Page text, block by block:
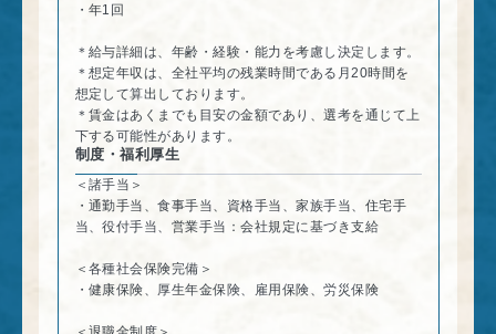
・年1回
＊給与詳細は、年齢・経験・能力を考慮し決定します。
＊想定年収は、全社平均の残業時間である月20時間を
想定して算出しております。
＊賃金はあくまでも目安の金額であり、選考を通じて上
下する可能性があります。
制度・福利厚生
＜諸手当＞
・通勤手当、食事手当、資格手当、家族手当、住宅手
当、役付手当、営業手当：会社規定に基づき支給
＜各種社会保険完備＞
・健康保険、厚生年金保険、雇用保険、労災保険